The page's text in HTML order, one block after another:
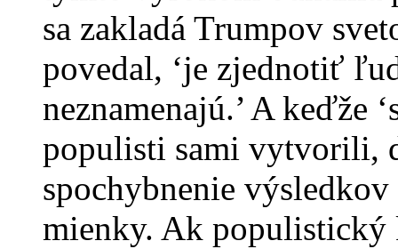
sa zakladá Trumpov
povedal, ‘je zjednotiť
neznamenajú.’ A keďže
populisti sami vytvorili,
spochybnenie
mienky. Ak populistický